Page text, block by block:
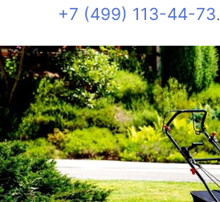
+7 (499) 113-44-73.